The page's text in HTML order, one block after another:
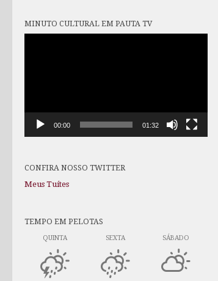
MINUTO CULTURAL EM PAUTA TV
00:00 01:32
CONFIRA NOSSO TWITTER
Meus Tuítes
TEMPO EM PELOTAS
QUINTA SEXTA SÁBADO